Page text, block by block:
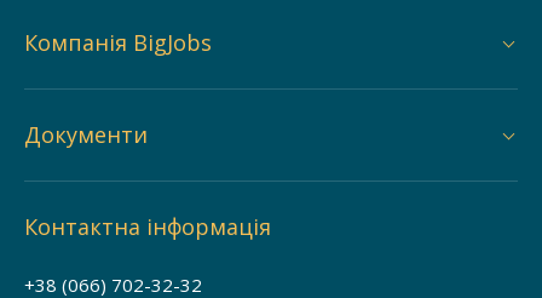
Компанія BigJobs
Документи
Контактна інформація
+38 (066) 702-32-32